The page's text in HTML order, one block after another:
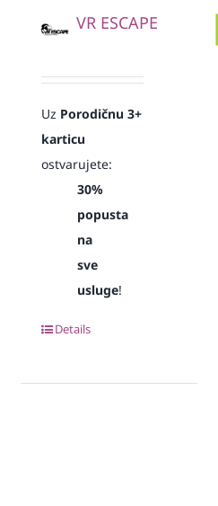
VR ESCAPE
Uz Porodičnu 3+
karticu
ostvarujete:
30%
popusta
na
sve
usluge!
Details